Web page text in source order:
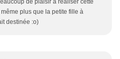
de plaisir à réaliser cette
plus que la petite fille à
destinée :o)